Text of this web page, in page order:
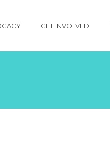
GET INVOLVED